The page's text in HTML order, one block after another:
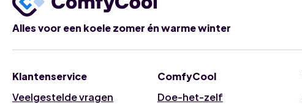
Alles voor een koele zomer én warme winter
Klantenservice
Veelgestelde vragen
ComfyCool
Doe-het-zelf